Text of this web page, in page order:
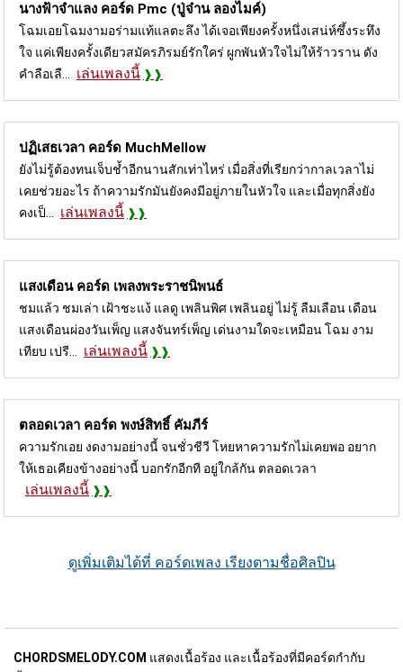
นางฟ้าจำแลง คอร์ด Pmc (ปู่จ๋าน ลองไมค์)
โฉมเอยโฉมงามอร่ามแท้แลตะลึง ได้เจอเพียงครั้งหนึ่งเสน่ห์ซึ้งระทึง
ใจ แค่เพียงครั้งเดียวสมัครภิรมย์รักใคร่ ผูกพันหัวใจไม่ให้ร้าวราน ดัง
คำลือเลื...
เล่นเพลงนี้
ปฏิเสธเวลา คอร์ด MuchMellow
ยังไม่รู้ต้องทนเจ็บช้ำอีกนานสักเท่าไหร่ เมื่อสิ่งที่เรียกว่ากาลเวลาไม่
เคยช่วยอะไร ถ้าความรักมันยังคงมีอยู่ภายในหัวใจ และเมื่อทุกสิ่งยัง
คงเป็...
เล่นเพลงนี้
แสงเดือน คอร์ด เพลงพระราชนิพนธ์
ชมแล้ว ชมเล่า เฝ้าชะแง้ แลดู เพลินพิศ เพลินอยู่ ไม่รู้ ลืมเลือน เดือน
แสงเดือนผ่องวันเพ็ญ แสงจันทร์เพ็ญ เด่นงามใดจะเหมือน โฉม งาม
เทียบ เปรี...
เล่นเพลงนี้
ตลอดเวลา คอร์ด พงษ์สิทธิ์ คัมภีร์
ความรักเอย งดงามอย่างนี้ จนชั่วชีวี โหยหาความรักไม่เคยพอ อยาก
ให้เธอเคียงข้างอย่างนี้ บอกรักอีกที อยู่ใกล้กัน ตลอดเวลา
เล่นเพลงนี้
ดูเพิ่มเติมได้ที่ คอร์ดเพลง เรียงตามชื่อศิลปิน
CHORDSMELODY.COM แสดงเนื้อร้อง และเนื้อร้องที่มีคอร์ดกำกับ